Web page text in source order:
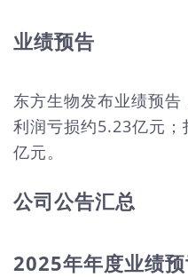
业绩预告
东方生物发布业绩预
利润亏损约5.23亿元
亿元。
公司公告汇总
2025年年度业绩